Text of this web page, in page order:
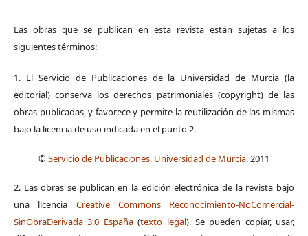
Las obras que se publican en esta revista están sujetas a los
siguientes términos:
1. El Servicio de Publicaciones de la Universidad de Murcia (la
editorial) conserva los derechos patrimoniales (copyright) de las
obras publicadas, y favorece y permite la reutilización de las mismas
bajo la licencia de uso indicada en el punto 2.
©Servicio de Publicaciones, Universidad de Murcia, 2011
2. Las obras se publican en la edición electrónica de la revista bajo
una licencia Creative Commons Reconocimiento-NoComercial-
SinObraDerivada 3.0 España(texto legal). Se pueden copiar, usar,